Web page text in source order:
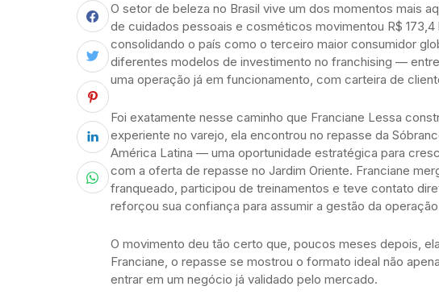
O setor de beleza no Brasil vive um dos momentos mais
de cuidados pessoais e cosméticos movimentou R$
consolidando o país como o terceiro maior consumidor
diferentes modelos de investimento no franchising —
uma operação já em funcionamento, com carteira de
Foi exatamente nesse caminho que Franciane Lessa
experiente no varejo, ela encontrou no repasse da
América Latina — uma oportunidade estratégica para
com a oferta de repasse no Jardim Oriente. Franciane
franqueado, participou de treinamentos e teve contato
reforçou sua confiança para assumir a gestão da
O movimento deu tão certo que, poucos meses depois,
Franciane, o repasse se mostrou o formato ideal não
entrar em um negócio já validado pelo mercado.